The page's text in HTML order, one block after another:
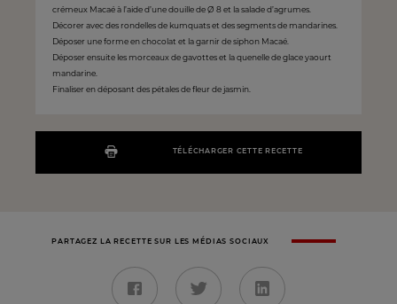
TÉLÉCHARGER CETTE RECETTE
crémeux Macaé à l’aide d’une douille de Ø 8 et la salade d’agrumes.
Décorer avec des rondelles de kumquats et des segments de mandarines.
Déposer une forme en chocolat et la garnir de siphon Macaé.
Déposer ensuite les morceaux de gavottes et la quenelle de glace yaourt
mandarine.
Finaliser en déposant des pétales de fleur de jasmin.
PARTAGEZ LA RECETTE SUR LES MÉDIAS SOCIAUX